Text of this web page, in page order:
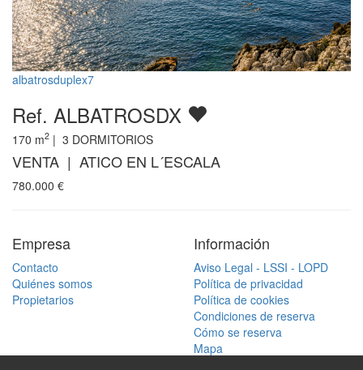
albatrosduplex7
Ref. ALBATROSDX
170 m2 | 3 DORMITORIOS
VENTA | ATICO EN L´ESCALA
780.000 €
Empresa
Contacto
Quiénes somos
Propietarios
Información
Aviso Legal - LSSI - LOPD
Política de privacidad
Política de cookies
Condiciones de reserva
Cómo se reserva
Mapa